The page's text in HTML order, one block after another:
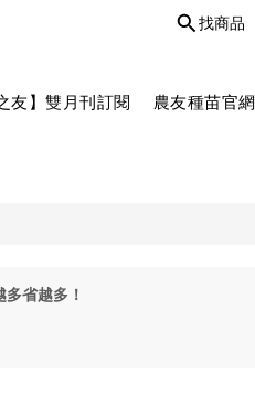
找商品
友】雙月刊訂閱 農友種苗官網
省越多！